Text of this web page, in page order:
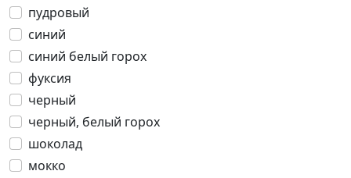
пудровый
синий
синий белый горох
фуксия
черный
черный, белый горох
шоколад
мокко